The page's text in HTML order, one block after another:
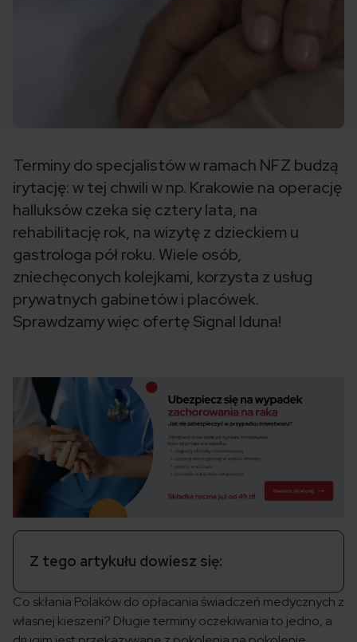
Terminy do specjalistów w ramach NFZ budzą
irytację: w tej chwili w np. Krakowie na operację
halluksów czeka się cztery lata, na
rehabilitację rok, na wizytę z dzieckiem u
gastrologa pół roku. Wiele osób,
zniechęconych kolejkami, korzysta z usług
prywatnych gabinetów i placówek.
Sprawdzamy więc ofertę Signal Iduna!
Z tego artykułu dowiesz się:
Co skłania Polaków do opłacania świadczeń medycznych z
własnej kieszeni? Długie terminy oczekiwania to jedno, a